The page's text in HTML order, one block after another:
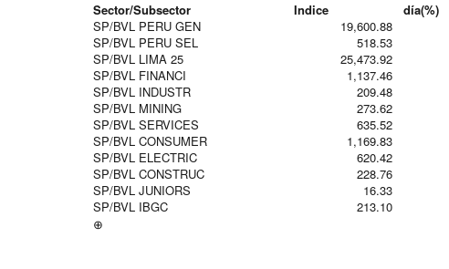
Sector/Subsector
Indice día(%)
SP/BVL PERU GEN
19,600.88
SP/BVL PERU SEL
518.53
SP/BVL LIMA 25
25,473.92
SP/BVL FINANCI
1,137.46
SP/BVL INDUSTR
209.48
SP/BVL MINING
273.62
SP/BVL SERVICES
635.52
SP/BVL CONSUMER
1,169.83
SP/BVL ELECTRIC
620.42
SP/BVL CONSTRUC
228.76
SP/BVL JUNIORS
16.33
SP/BVL IBGC
213.10
⊕